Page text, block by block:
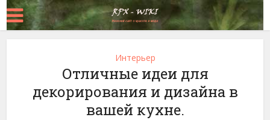
Интерьер
Отличные идеи для
декорирования и дизайна в
вашей кухне.